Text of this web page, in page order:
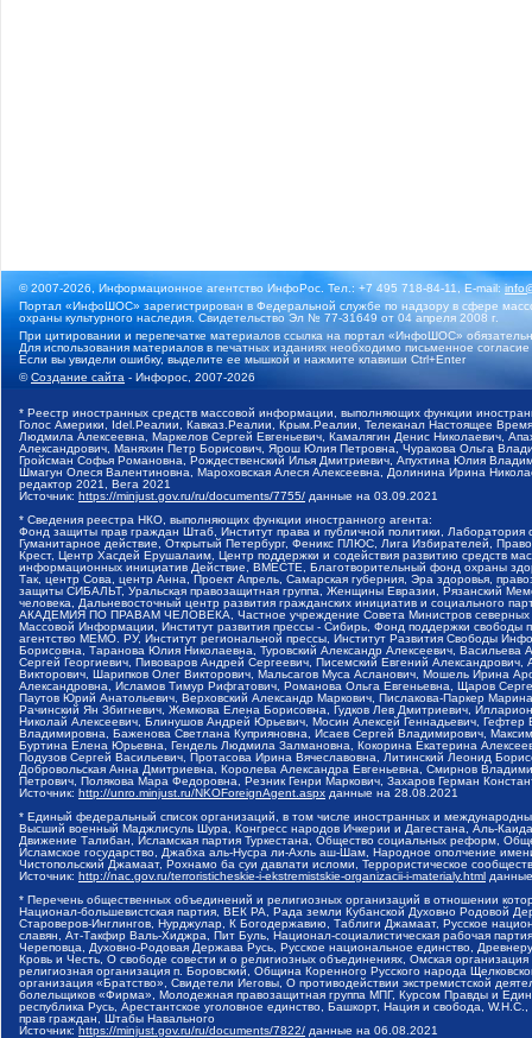
© 2007-2026, Информационное агентство ИнфоРос. Тел.: +7 495 718-84-11, E-mail:
Портал «ИнфоШОС» зарегистрирован в Федеральной службе по надзору в сфере
охраны культурного наследия. Свидетельство Эл № 77-31649 от 04 апреля 2008 г.
При цитировании и перепечатке материалов ссылка на портал «ИнфоШОС»
Для использования материалов в печатных изданиях необходимо письменное
Если вы увидели ошибку, выделите ее мышкой и нажмите клавиши Ctrl+Enter
©Создание сайта - Инфорос, 2007-2026
* Реестр иностранных средств массовой информации, выполняющих функции
Голос Америки, Idel.Реалии, Кавказ.Реалии, Крым.Реалии, Телеканал Настоящее
Людмила Алексеевна, Маркелов Сергей Евгеньевич, Камалягин Денис Николаевич,
Александрович, Маняхин Петр Борисович, Ярош Юлия Петровна, Чуракова Ольга
Гройсман Софья Романовна, Рождественский Илья Дмитриевич, Апухтина Юлия
Шмагун Олеся Валентиновна, Мароховская Алеся Алексеевна, Долинина Ирина
редактор 2021, Вега 2021
Источник: https://minjust.gov.ru/ru/documents/7755/ данные на 03.09.2021
* Сведения реестра НКО, выполняющих функции иностранного агента:
Фонд защиты прав граждан Штаб, Институт права и публичной политики,
Гуманитарное действие, Открытый Петербург, Феникс ПЛЮС, Лига Избирателей,
Крест, Центр Хасдей Ерушалаим, Центр поддержки и содействия развитию средств
информационных инициатив Действие, ВМЕСТЕ, Благотворительный фонд охраны
Так, центр Сова, центр Анна, Проект Апрель, Самарская губерния, Эра здоровья,
защиты СИБАЛЬТ, Уральская правозащитная группа, Женщины Евразии, Рязанский
человека, Дальневосточный центр развития гражданских инициатив и социального
АКАДЕМИЯ ПО ПРАВАМ ЧЕЛОВЕКА, Частное учреждение Совета Министров северных
Массовой Информации, Институт развития прессы - Сибирь, Фонд поддержки
агентство МЕМО. РУ, Институт региональной прессы, Институт Развития Свободы
Борисовна, Таранова Юлия Николаевна, Туровский Александр Алексеевич,
Сергей Георгиевич, Пивоваров Андрей Сергеевич, Писемский Евгений
Викторович, Шарипков Олег Викторович, Мальсагов Муса Асланович, Мошель Ирина
Александровна, Исламов Тимур Рифгатович, Романова Ольга Евгеньевна, Щаров
Паутов Юрий Анатольевич, Верховский Александр Маркович, Пислакова-Паркер
Рачинский Ян Збигневич, Жемкова Елена Борисовна, Гудков Лев Дмитриевич,
Николай Алексеевич, Блинушов Андрей Юрьевич, Мосин Алексей Геннадьевич,
Владимировна, Баженова Светлана Куприяновна, Исаев Сергей Владимирович,
Буртина Елена Юрьевна, Гендель Людмила Залмановна, Кокорина Екатерина
Подузов Сергей Васильевич, Протасова Ирина Вячеславовна, Литинский Леонид
Добровольская Анна Дмитриевна, Королева Александра Евгеньевна, Смирнов
Петрович, Полякова Мара Федоровна, Резник Генри Маркович, Захаров Герман
Источник: http://unro.minjust.ru/NKOForeignAgent.aspx данные на 28.08.2021
* Единый федеральный список организаций, в том числе иностранных и
Высший военный Маджлисуль Шура, Конгресс народов Ичкерии и Дагестана, Аль-
Движение Талибан, Исламская партия Туркестана, Общество социальных реформ,
Исламское государство, Джабха аль-Нусра ли-Ахль аш-Шам, Народное ополчение
Чистопольский Джамаат, Рохнамо ба суи давлати исломи, Террористическое
Источник: http://nac.gov.ru/terroristicheskie-i-ekstremistskie-organizacii-i-materialy.html
* Перечень общественных объединений и религиозных организаций в отношении
Национал-большевистская партия, ВЕК РА, Рада земли Кубанской Духовно Родовой
Староверов-Инглингов, Нурджулар, К Богодержавию, Таблиги Джамаат, Русское
славян, Ат-Такфир Валь-Хиджра, Пит Буль, Национал-социалистическая рабочая
Череповца, Духовно-Родовая Держава Русь, Русское национальное единство,
Кровь и Честь, О свободе совести и о религиозных объединениях, Омская
религиозная организация п. Боровский, Община Коренного Русского народа
организация «Братство», Свидетели Иеговы, О противодействии экстремистской
болельщиков «Фирма», Молодежная правозащитная группа МПГ, Курсом Правды и
республика Русь, Арестантское уголовное единство, Башкорт, Нация и свобода,
прав граждан, Штабы Навального
Источник: https://minjust.gov.ru/ru/documents/7822/ данные на 06.08.2021